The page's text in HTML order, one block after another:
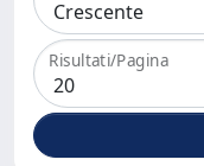
Risultati/Pagina